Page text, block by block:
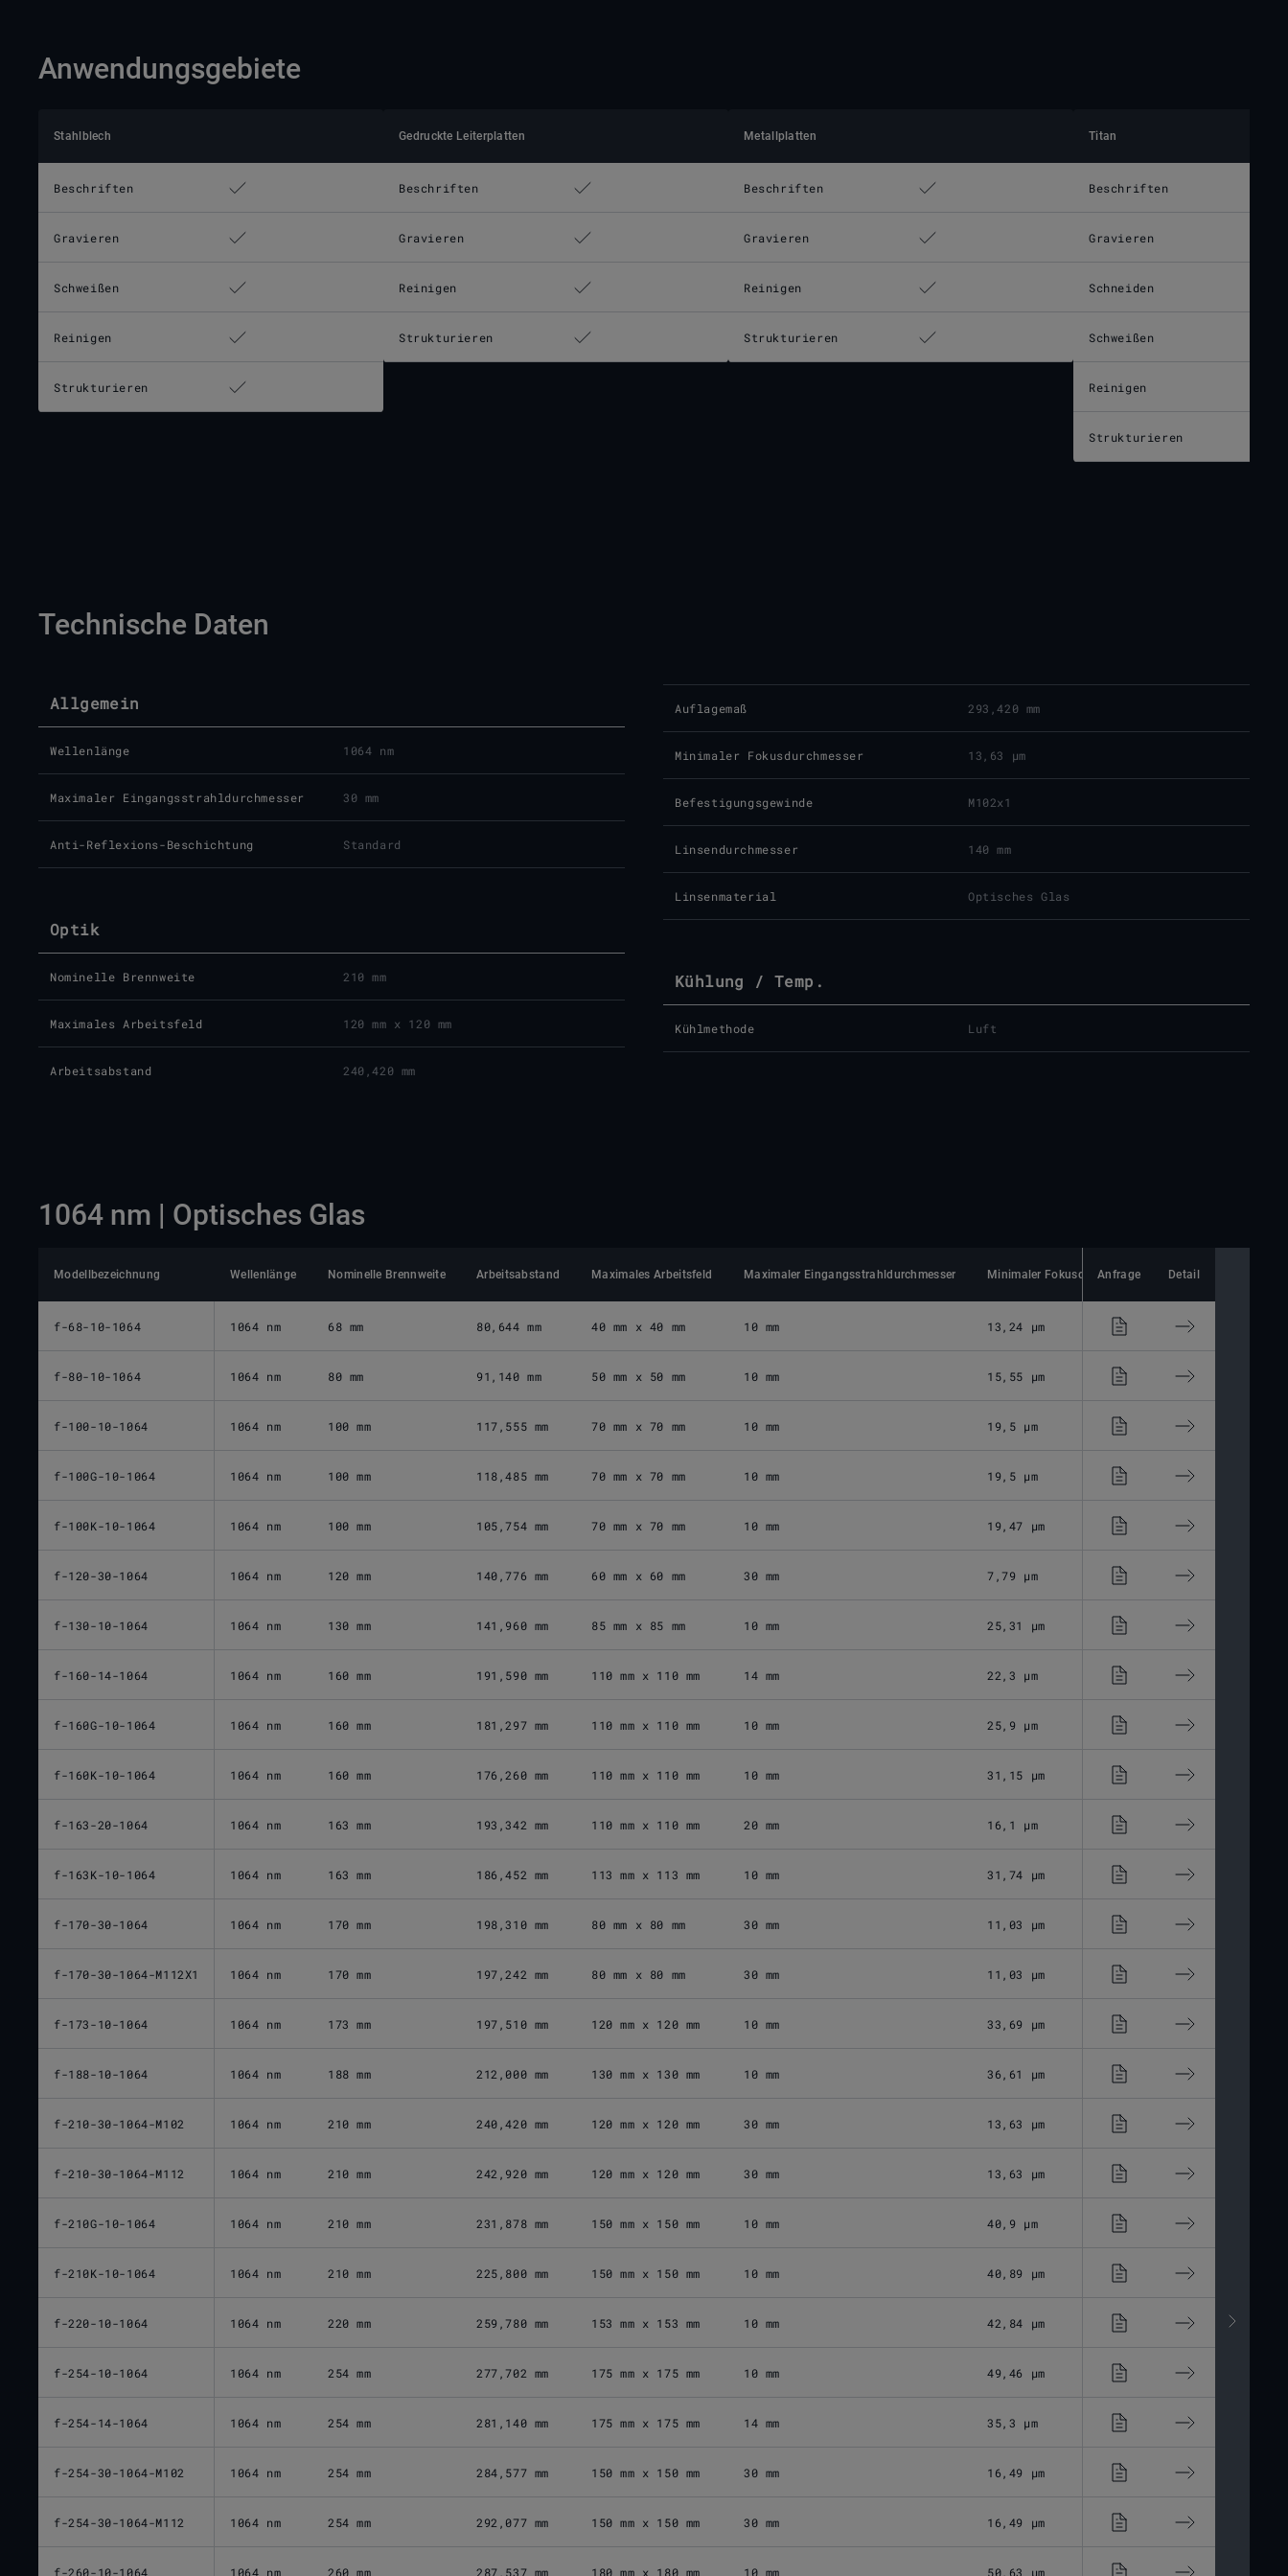
Anwendungsgebiete
Stahlblech
Beschriften
Gravieren
Schweißen
Reinigen
Strukturieren
Gedruckte Leiterplatten
Beschriften
Gravieren
Reinigen
Strukturieren
Metallplatten
Beschriften
Gravieren
Reinigen
Strukturieren
Titan
Beschriften
Gravieren
Schneiden
Schweißen
Reinigen
Strukturieren
Technische Daten
Allgemein
Wellenlänge 1064 nm
Maximaler Eingangsstrahldurchmesser 30 mm
Anti-Reflexions-Beschichtung Standard
Optik
Nominelle Brennweite 210 mm
Maximales Arbeitsfeld 120 mm x 120 mm
Arbeitsabstand 240,420 mm
Auflagemaß 293,420 mm
Minimaler Fokusdurchmesser 13,63 μm
Befestigungsgewinde M102x1
Linsendurchmesser 140 mm
Linsenmaterial Optisches Glas
Kühlung / Temp.
Kühlmethode Luft
1064 nm | Optisches Glas
Modellbezeichnung Wellenlänge Nominelle Brennweite Arbeitsabstand Maximales Arbeitsfeld Maximaler Eingangsstrahldurchmesser Minimaler Fokusdurchmesser Linsenmaterial
Anfrage Detail
f-68-10-1064 1064 nm 68 mm 80,644 mm 40 mm x 40 mm 10 mm 13,24 μm Optisches Glas
f-80-10-1064 1064 nm 80 mm 91,140 mm 50 mm x 50 mm 10 mm 15,55 μm Optisches Glas
f-100-10-1064 1064 nm 100 mm 117,555 mm 70 mm x 70 mm 10 mm 19,5 μm Optisches Glas
f-100G-10-1064 1064 nm 100 mm 118,485 mm 70 mm x 70 mm 10 mm 19,5 μm Optisches Glas
f-100K-10-1064 1064 nm 100 mm 105,754 mm 70 mm x 70 mm 10 mm 19,47 μm Optisches Glas
f-120-30-1064 1064 nm 120 mm 140,776 mm 60 mm x 60 mm 30 mm 7,79 μm Optisches Glas
f-130-10-1064 1064 nm 130 mm 141,960 mm 85 mm x 85 mm 10 mm 25,31 μm Optisches Glas
f-160-14-1064 1064 nm 160 mm 191,590 mm 110 mm x 110 mm 14 mm 22,3 μm Optisches Glas
f-160G-10-1064 1064 nm 160 mm 181,297 mm 110 mm x 110 mm 10 mm 25,9 μm Optisches Glas
f-160K-10-1064 1064 nm 160 mm 176,260 mm 110 mm x 110 mm 10 mm 31,15 μm Optisches Glas
f-163-20-1064 1064 nm 163 mm 193,342 mm 110 mm x 110 mm 20 mm 16,1 μm Optisches Glas
f-163K-10-1064 1064 nm 163 mm 186,452 mm 113 mm x 113 mm 10 mm 31,74 μm Optisches Glas
f-170-30-1064 1064 nm 170 mm 198,310 mm 80 mm x 80 mm 30 mm 11,03 μm Optisches Glas
f-170-30-1064-M112X1 1064 nm 170 mm 197,242 mm 80 mm x 80 mm 30 mm 11,03 μm Optisches Glas
f-173-10-1064 1064 nm 173 mm 197,510 mm 120 mm x 120 mm 10 mm 33,69 μm Optisches Glas
f-188-10-1064 1064 nm 188 mm 212,000 mm 130 mm x 130 mm 10 mm 36,61 μm Optisches Glas
f-210-30-1064-M102 1064 nm 210 mm 240,420 mm 120 mm x 120 mm 30 mm 13,63 μm Optisches Glas
f-210-30-1064-M112 1064 nm 210 mm 242,920 mm 120 mm x 120 mm 30 mm 13,63 μm Optisches Glas
f-210G-10-1064 1064 nm 210 mm 231,878 mm 150 mm x 150 mm 10 mm 40,9 μm Optisches Glas
f-210K-10-1064 1064 nm 210 mm 225,800 mm 150 mm x 150 mm 10 mm 40,89 μm Optisches Glas
f-220-10-1064 1064 nm 220 mm 259,780 mm 153 mm x 153 mm 10 mm 42,84 μm Optisches Glas
f-254-10-1064 1064 nm 254 mm 277,702 mm 175 mm x 175 mm 10 mm 49,46 μm Optisches Glas
f-254-14-1064 1064 nm 254 mm 281,140 mm 175 mm x 175 mm 14 mm 35,3 μm Optisches Glas
f-254-30-1064-M102 1064 nm 254 mm 284,577 mm 150 mm x 150 mm 30 mm 16,49 μm Optisches Glas
f-254-30-1064-M112 1064 nm 254 mm 292,077 mm 150 mm x 150 mm 30 mm 16,49 μm Optisches Glas
f-260-10-1064 1064 nm 260 mm 287,537 mm 180 mm x 180 mm 10 mm 50,63 μm Optisches Glas